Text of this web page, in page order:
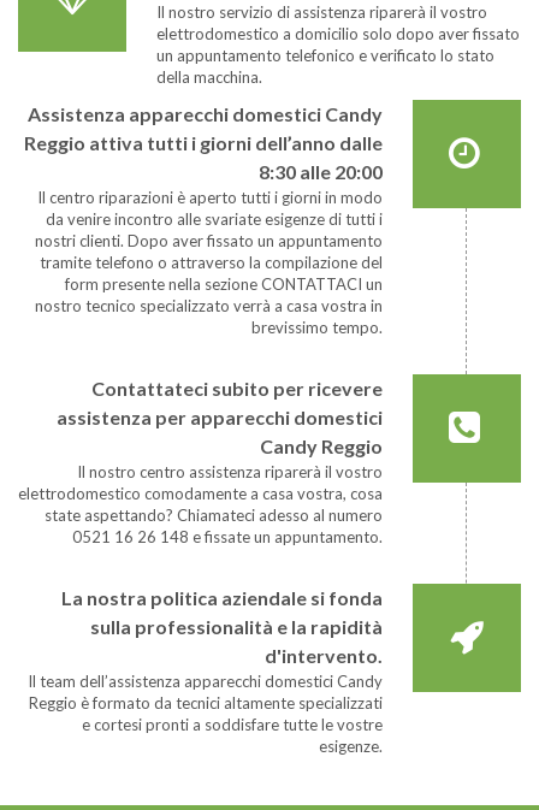
Il nostro servizio di assistenza riparerà il vostro
elettrodomestico a domicilio solo dopo aver fissato
un appuntamento telefonico e verificato lo stato
della macchina.
Assistenza apparecchi domestici Candy
Reggio attiva tutti i giorni dell’anno dalle
8:30 alle 20:00
Il centro riparazioni è aperto tutti i giorni in modo
da venire incontro alle svariate esigenze di tutti i
nostri clienti. Dopo aver fissato un appuntamento
tramite telefono o attraverso la compilazione del
form presente nella sezione CONTATTACI un
nostro tecnico specializzato verrà a casa vostra in
brevissimo tempo.
Contattateci subito per ricevere
assistenza per apparecchi domestici
Candy Reggio
Il nostro centro assistenza riparerà il vostro
elettrodomestico comodamente a casa vostra, cosa
state aspettando? Chiamateci adesso al numero
0521 16 26 148 e fissate un appuntamento.
La nostra politica aziendale si fonda
sulla professionalità e la rapidità
d'intervento.
Il team dell’assistenza apparecchi domestici Candy
Reggio è formato da tecnici altamente specializzati
e cortesi pronti a soddisfare tutte le vostre
esigenze.